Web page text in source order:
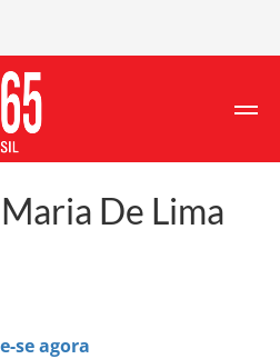
De Lima
se agora